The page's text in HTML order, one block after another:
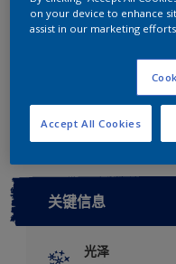
添加到
关键信息
光泽
on your device to enhance
assist in our marketing efforts.
Accept All Cookies